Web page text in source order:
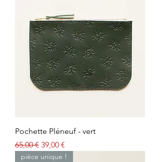
Pochette Pléneuf - vert
Prix original
65,00 € Prix promotionnel
39,00 €
pièce unique !